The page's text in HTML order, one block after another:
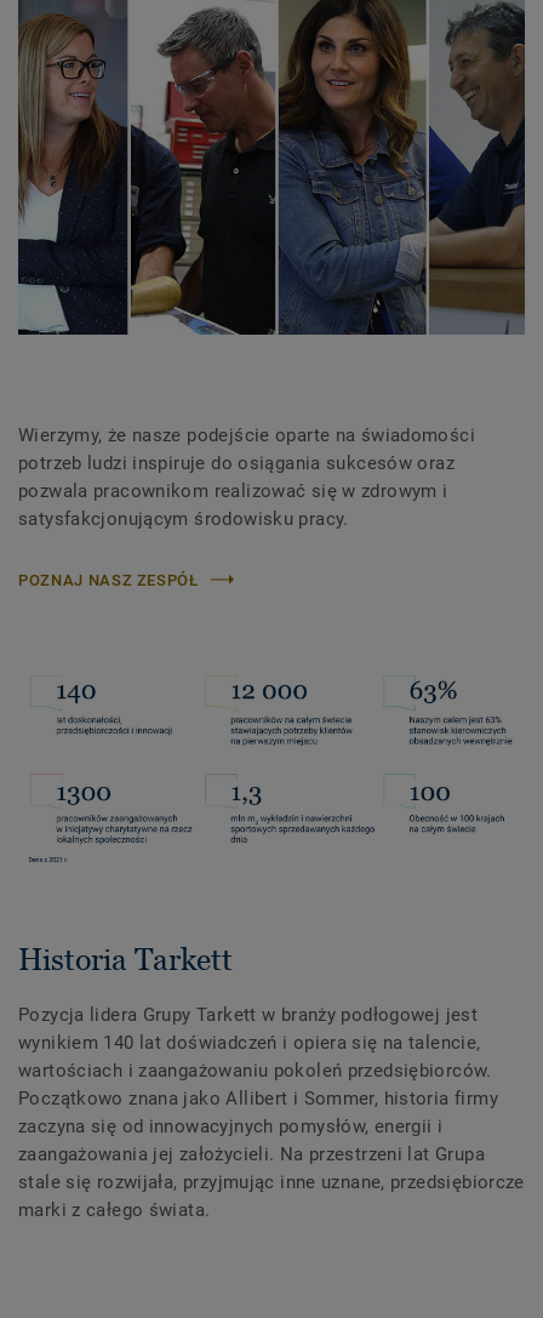
Wierzymy, że nasze podejście oparte na świadomości
potrzeb ludzi inspiruje do osiągania sukcesów oraz
pozwala pracownikom realizować się w zdrowym i
satysfakcjonującym środowisku pracy.
POZNAJ NASZ ZESPÓŁ
Historia Tarkett
Pozycja lidera Grupy Tarkett w branży podłogowej jest
wynikiem 140 lat doświadczeń i opiera się na talencie,
wartościach i zaangażowaniu pokoleń przedsiębiorców.
Początkowo znana jako Allibert i Sommer, historia firmy
zaczyna się od innowacyjnych pomysłów, energii i
zaangażowania jej założycieli. Na przestrzeni lat Grupa
stale się rozwijała, przyjmując inne uznane, przedsiębiorcze
marki z całego świata.